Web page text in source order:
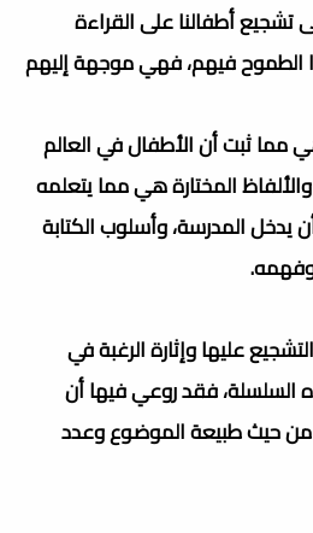
تشجيع أطفالنا على القراءة
الطموح فيهم، فهي موجهة إليهم
ثبت أن الأطفال في العالم
المختارة هي مما يتعلمه
يدخل المدرسة، وأسلوب الكتابة
عليها وإثارة الرغبة في
فقد روعي فيها أن
حيث طبيعة الموضوع وعدد